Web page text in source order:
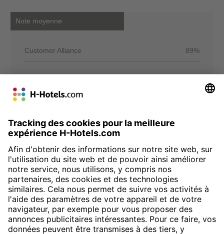
Note moyenne
Customer Alliance 89%